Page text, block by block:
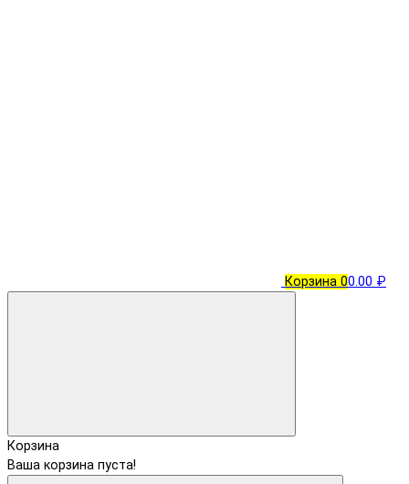
Корзина 00.00 ₽
Корзина
Ваша корзина пуста!